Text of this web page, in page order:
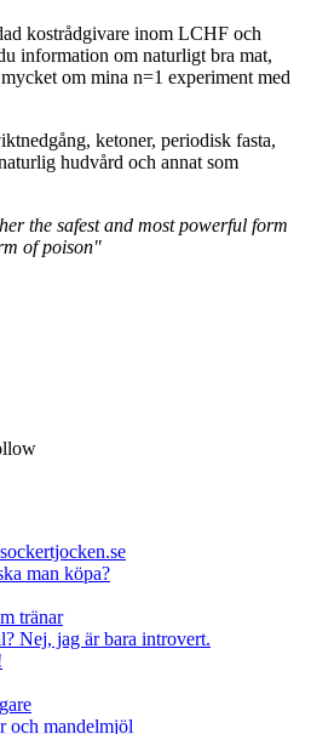
kostrådgivare inom LCHF och
information om naturligt bra mat,
om mina n=1 experiment med
ketoner, periodisk fasta,
hudvård och annat som
the safest and most powerful form
of poison"
man köpa?
tränar
Nej, jag är bara introvert.
och mandelmjöl